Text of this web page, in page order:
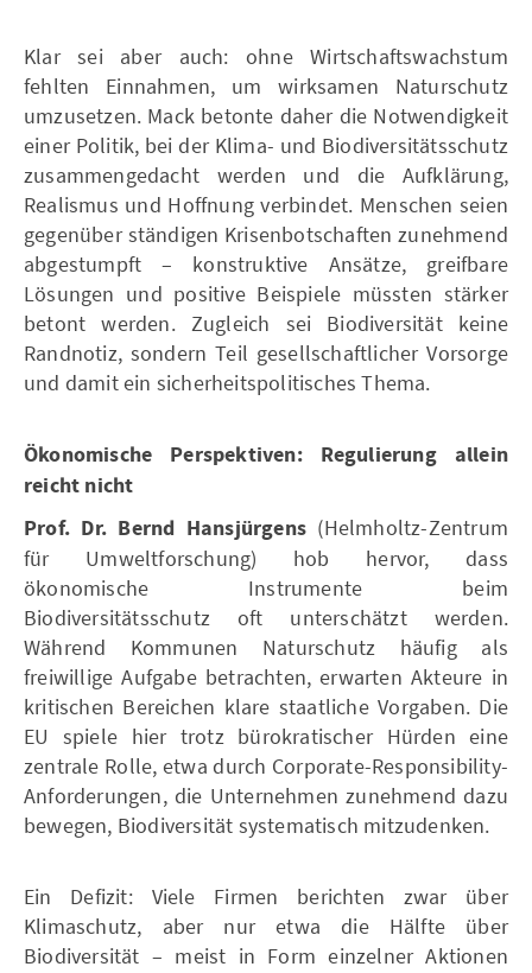
Klar sei aber auch: ohne Wirtschaftswachstum
fehlten Einnahmen, um wirksamen Naturschutz
umzusetzen. Mack betonte daher die Notwendigkeit
einer Politik, bei der Klima- und Biodiversitätsschutz
zusammengedacht werden und die Aufklärung,
Realismus und Hoffnung verbindet. Menschen seien
gegenüber ständigen Krisenbotschaften zunehmend
abgestumpft – konstruktive Ansätze, greifbare
Lösungen und positive Beispiele müssten stärker
betont werden. Zugleich sei Biodiversität keine
Randnotiz, sondern Teil gesellschaftlicher Vorsorge
und damit ein sicherheitspolitisches Thema.
Ökonomische Perspektiven: Regulierung allein
reicht nicht
Prof. Dr. Bernd Hansjürgens (Helmholtz-Zentrum
für Umweltforschung) hob hervor, dass
ökonomische Instrumente beim
Biodiversitätsschutz oft unterschätzt werden.
Während Kommunen Naturschutz häufig als
freiwillige Aufgabe betrachten, erwarten Akteure in
kritischen Bereichen klare staatliche Vorgaben. Die
EU spiele hier trotz bürokratischer Hürden eine
zentrale Rolle, etwa durch Corporate-Responsibility-
Anforderungen, die Unternehmen zunehmend dazu
bewegen, Biodiversität systematisch mitzudenken.
Ein Defizit: Viele Firmen berichten zwar über
Klimaschutz, aber nur etwa die Hälfte über
Biodiversität – meist in Form einzelner Aktionen